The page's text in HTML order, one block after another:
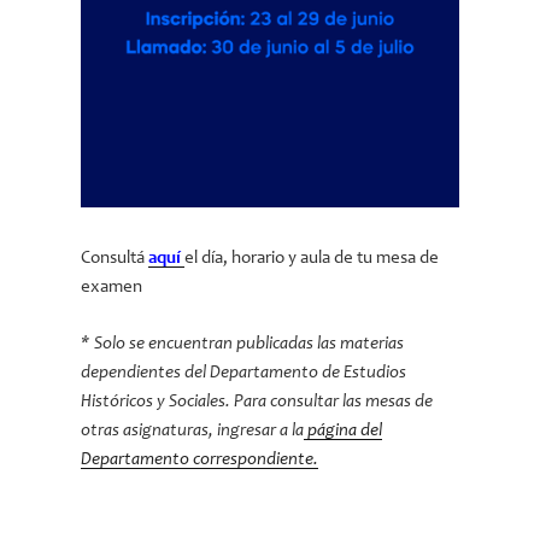
Consultáaquíel día, horario y aula de tu mesa de
examen
* Solo se encuentran publicadas las materias
dependientes del Departamento de Estudios
Históricos y Sociales. Para consultar las mesas de
otras asignaturas, ingresar a la página del
Departamento correspondiente.